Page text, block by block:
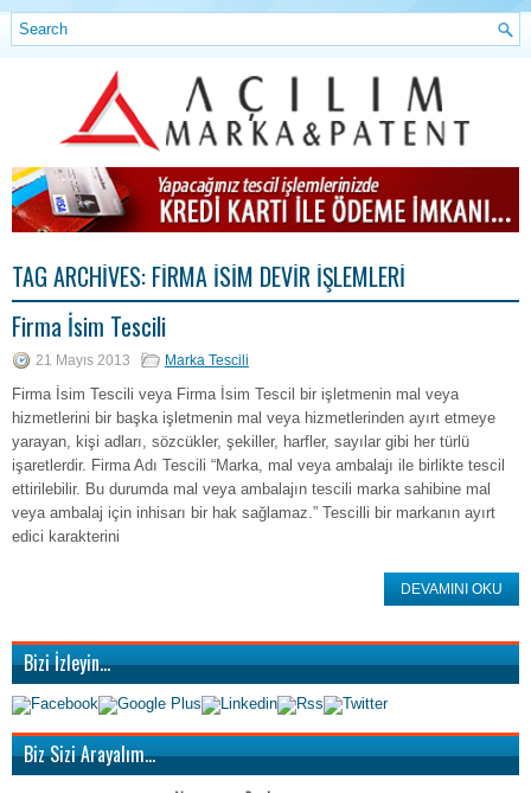
TAG ARCHIVES: FIRMA İSIM DEVIR İŞLEMLERI
Firma İsim Tescili
21 Mayıs 2013 Marka Tescili
Firma İsim Tescili veya Firma İsim Tescil bir işletmenin mal veya
hizmetlerini bir başka işletmenin mal veya hizmetlerinden ayırt etmeye
yarayan, kişi adları, sözcükler, şekiller, harfler, sayılar gibi her türlü
işaretlerdir. Firma Adı Tescili “Marka, mal veya ambalajı ile birlikte tescil
ettirilebilir. Bu durumda mal veya ambalajın tescili marka sahibine mal
veya ambalaj için inhisarı bir hak sağlamaz.” Tescilli bir markanın ayırt
edici karakterini
DEVAMINI OKU
Bizi İzleyin…
Biz Sizi Arayalım…